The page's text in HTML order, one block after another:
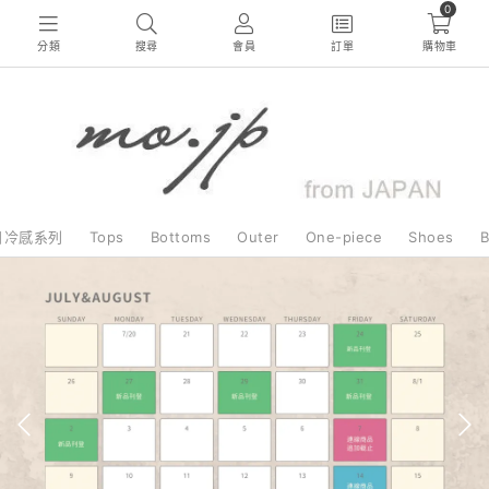
分類 搜尋 會員 訂單
0
購物車
冷感系列 Tops Bottoms Outer One-piece Shoes